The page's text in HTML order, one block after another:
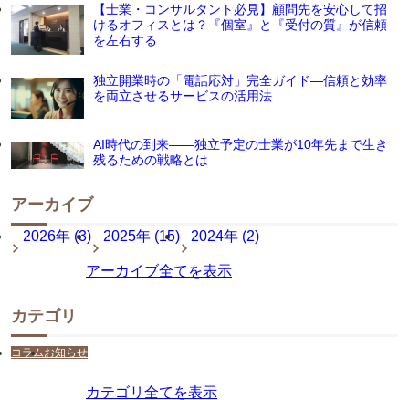
【士業・コンサルタント必見】顧問先を安心して招
けるオフィスとは？『個室』と『受付の質』が信頼
を左右する
独立開業時の「電話応対」完全ガイド―信頼と効率
を両立させるサービスの活用法
AI時代の到来――独立予定の士業が10年先まで生き
残るための戦略とは
アーカイブ
2026年 (3) 2025年 (15) 2024年 (2)
アーカイブ全てを表示
カテゴリ
コラムお知らせ
カテゴリ全てを表示